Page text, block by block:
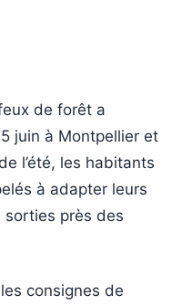
de forêt a
juin à Montpellier et
l’été, les habitants
à adapter leurs
sorties près des
consignes de